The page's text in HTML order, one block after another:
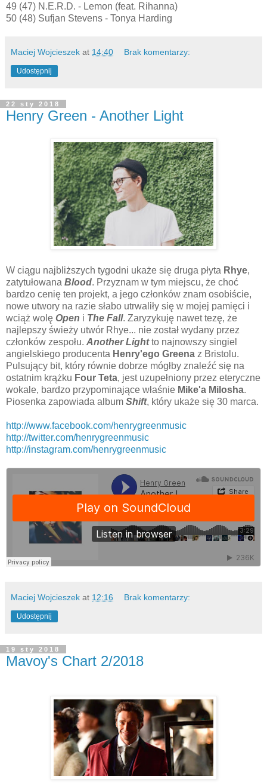
49 (47) N.E.R.D. - Lemon (feat. Rihanna)
50 (48) Sufjan Stevens - Tonya Harding
Maciej Wojcieszek at 14:40 Brak komentarzy:
Udostępnij
22 sty 2018
Henry Green - Another Light
W ciągu najbliższych tygodni ukaże się druga płyta Rhye,
zatytułowana Blood. Przyznam w tym miejscu, że choć
bardzo cenię ten projekt, a jego członków znam osobiście,
nowe utwory na razie słabo utrwaliły się w mojej pamięci i
wciąż wolę Open i The Fall. Zaryzykuję nawet tezę, że
najlepszy świeży utwór Rhye... nie został wydany przez
członków zespołu. Another Lightto najnowszy singiel
angielskiego producenta Henry'ego Greena z Bristolu.
Pulsujący bit, który równie dobrze mógłby znaleźć się na
ostatnim krążku Four Teta, jest uzupełniony przez eteryczne
wokale, bardzo przypominające właśnie Mike'a Milosha.
Piosenka zapowiada album Shift, który ukaże się 30 marca.
http://www.facebook.com/henrygreenmusic
http://twitter.com/henrygreenmusic
http://instagram.com/henrygreenmusic
Maciej Wojcieszek at 12:16 Brak komentarzy:
Udostępnij
19 sty 2018
Mavoy's Chart 2/2018